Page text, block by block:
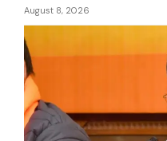
August 8, 2026